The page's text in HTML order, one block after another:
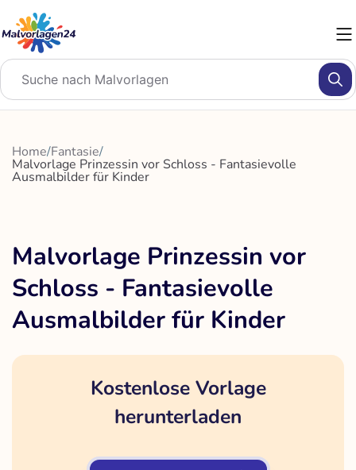
Inhalt
springen
Home/Fantasie/
Malvorlage Prinzessin vor Schloss - Fantasievolle
Ausmalbilder für Kinder
Malvorlage Prinzessin vor
Schloss - Fantasievolle
Ausmalbilder für Kinder
Kostenlose Vorlage
herunterladen